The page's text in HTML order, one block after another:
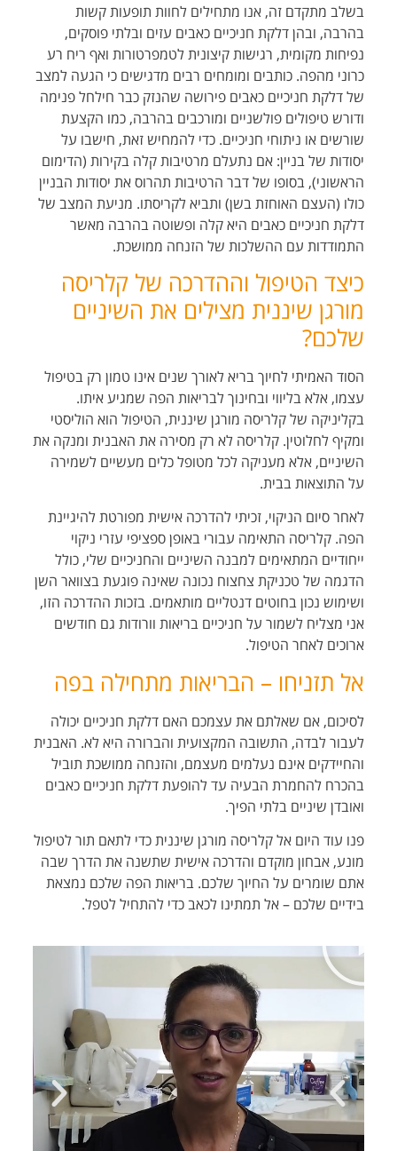
בשלב מתקדם זה, אנו מתחילים לחוות תופעות קשות
בהרבה, ובהן דלקת חניכיים כאבים עזים ובלתי פוסקים,
נפיחות מקומית, רגישות קיצונית לטמפרטורות ואף ריח רע
כרוני מהפה. כותבים ומומחים רבים מדגישים כי הגעה למצב
של דלקת חניכיים כאבים פירושה שהנזק כבר חילחל פנימה
ודורש טיפולים פולשניים ומורכבים בהרבה, כמו הקצעת
שורשים או ניתוחי חניכיים. כדי להמחיש זאת, חישבו על
יסודות של בניין: אם נתעלם מרטיבות קלה בקירות (הדימום
הראשוני), בסופו של דבר הרטיבות תהרוס את יסודות הבניין
כולו (העצם האוחזת בשן) ותביא לקריסתו. מניעת המצב של
דלקת חניכיים כאבים היא קלה ופשוטה בהרבה מאשר
התמודדות עם ההשלכות של הזנחה ממושכת.
כיצד הטיפול וההדרכה של קלריסה
מורגן שיננית מצילים את השיניים
שלכם?
הסוד האמיתי לחיוך בריא לאורך שנים אינו טמון רק בטיפול
עצמו, אלא בליווי ובחינוך לבריאות הפה שמגיע איתו.
בקליניקה של קלריסה מורגן שיננית, הטיפול הוא הוליסטי
ומקיף לחלוטין. קלריסה לא רק מסירה את האבנית ומנקה את
השיניים, אלא מעניקה לכל מטופל כלים מעשיים לשמירה
על התוצאות בבית.
לאחר סיום הניקוי, זכיתי להדרכה אישית מפורטת להיגיינת
הפה. קלריסה התאימה עבורי באופן ספציפי עזרי ניקוי
ייחודיים המתאימים למבנה השיניים והחניכיים שלי, כולל
הדגמה של טכניקת צחצוח נכונה שאינה פוגעת בצוואר השן
ושימוש נכון בחוטים דנטליים מותאמים. בזכות ההדרכה הזו,
אני מצליח לשמור על חניכיים בריאות וורודות גם חודשים
ארוכים לאחר הטיפול.
אל תזניחו – הבריאות מתחילה בפה
לסיכום, אם שאלתם את עצמכם האם דלקת חניכיים יכולה
לעבור לבדה, התשובה המקצועית והברורה היא לא. האבנית
והחיידקים אינם נעלמים מעצמם, והזנחה ממושכת תוביל
בהכרח להחמרת הבעיה עד להופעת דלקת חניכיים כאבים
ואובדן שיניים בלתי הפיך.
פנו עוד היום אל קלריסה מורגן שיננית כדי לתאם תור לטיפול
מונע, אבחון מוקדם והדרכה אישית שתשנה את הדרך שבה
אתם שומרים על החיוך שלכם. בריאות הפה שלכם נמצאת
בידיים שלכם – אל תמתינו לכאב כדי להתחיל לטפל.